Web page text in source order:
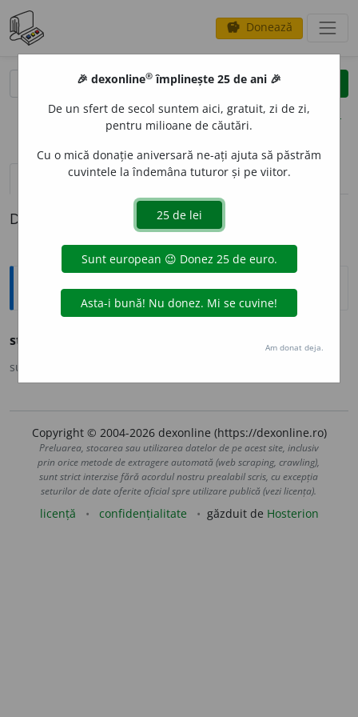
savings Donează
clear
opțiuni
definiții (1) pronunțievolume_up (47)
Definiția cu ID-ul 1278907:
Ortografice DOOM
strop
sursa:
Copyright © 2004-2026 dexonline (https://dexonline.ro)
Preluarea, stocarea sau utilizarea datelor de pe acest site, inclusiv
prin orice metode de extragere automată (web scraping, crawling),
sunt strict interzise fără acordul nostru prealabil scris, cu excepția
seturilor de date oferite oficial spre utilizare publică (vezi licența).
licență confidențialitate găzduit de Hosterion
🎉 dexonline® împlinește 25 de ani 🎉
De un sfert de secol suntem aici, gratuit, zi de zi,
pentru milioane de căutări.
Cu o mică donație aniversară ne-ați ajuta să păstrăm
cuvintele la îndemâna tuturor și pe viitor.
Am donat deja.